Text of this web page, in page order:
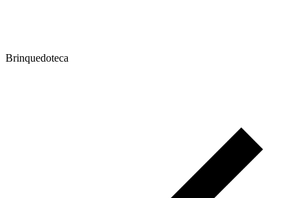
Brinquedoteca